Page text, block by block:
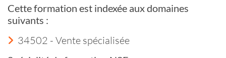
Cette formation est indexée aux domaines
suivants :
34502 - Vente spécialisée